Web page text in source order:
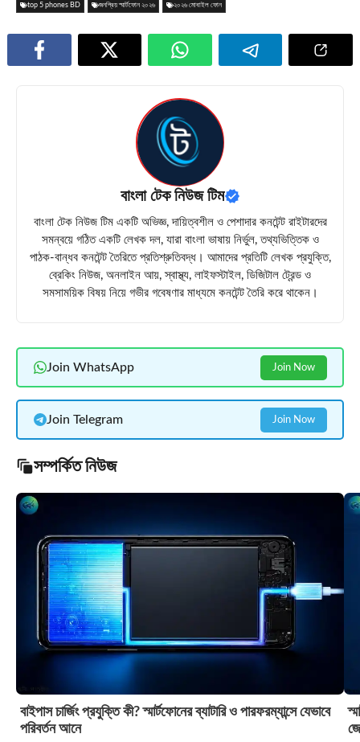
top 5 phones BD জনপ্রিয় স্মার্টফোন ২০২৬ ২০২৬ মোবাইল ফোন
বাংলা টেক নিউজ টিম
বাংলা টেক নিউজ টিম একটি অভিজ্ঞ, দায়িত্বশীল ও পেশাদার কনটেন্ট রাইটারদের
সমন্বয়ে গঠিত একটি লেখক দল, যারা বাংলা ভাষায় নির্ভুল, তথ্যভিত্তিক ও
পাঠক-বান্ধব কনটেন্ট তৈরিতে প্রতিশ্রুতিবদ্ধ। আমাদের প্রতিটি লেখক প্রযুক্তি,
ব্রেকিং নিউজ, অনলাইন আয়, স্বাস্থ্য, লাইফস্টাইল, ডিজিটাল ট্রেন্ড ও
সমসাময়িক বিষয় নিয়ে গভীর গবেষণার মাধ্যমে কনটেন্ট তৈরি করে থাকেন।
Join WhatsApp Join Now
Join Telegram Join Now
সম্পর্কিত নিউজ
বাইপাস চার্জিং প্রযুক্তি কী? স্মার্টফোনের ব্যাটারি ও পারফরম্যান্সে যেভাবে
পরিবর্তন আনে